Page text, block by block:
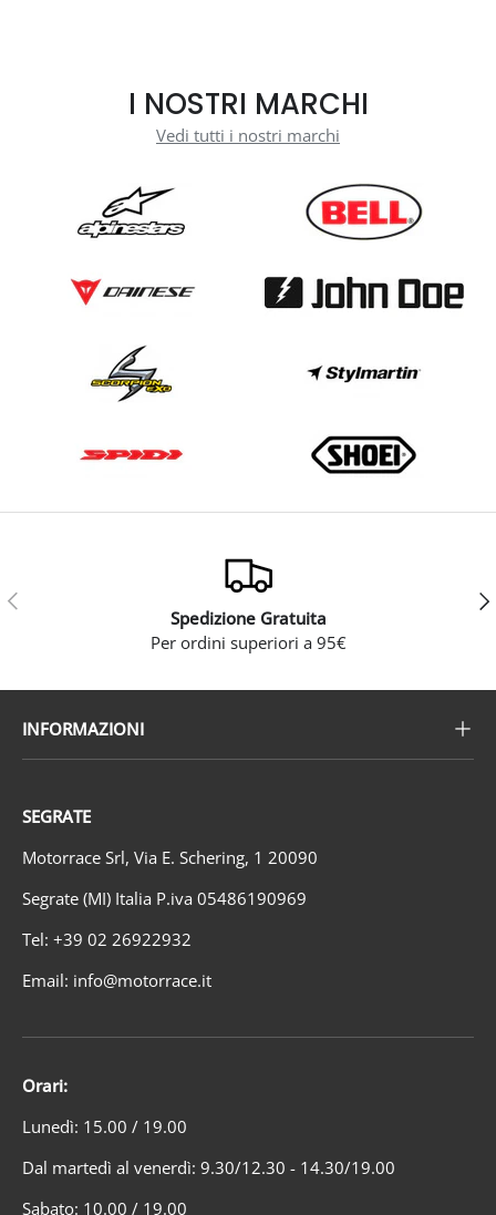
I NOSTRI MARCHI
Vedi tutti i nostri marchi
Indietro
Spedizione Gratuita
Per ordini superiori a 95€
INFORMAZIONI
SEGRATE
Motorrace Srl, Via E. Schering, 1 20090
Segrate (MI) Italia P.iva 05486190969
Tel: +39 02 26922932
Email: info@motorrace.it
Orari:
Lunedì: 15.00 / 19.00
Dal martedì al venerdì: 9.30/12.30 - 14.30/19.00
Sabato: 10.00 / 19.00